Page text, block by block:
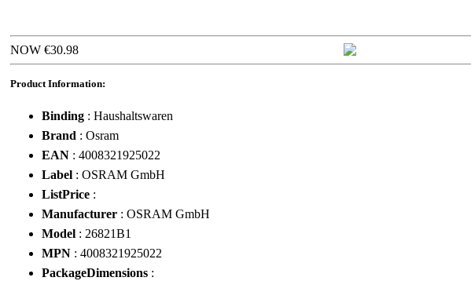
NOW €30.98
Product Information:
Binding : Haushaltswaren
Brand : Osram
EAN : 4008321925022
Label : OSRAM GmbH
ListPrice :
Manufacturer : OSRAM GmbH
Model : 26821B1
MPN : 4008321925022
PackageDimensions :